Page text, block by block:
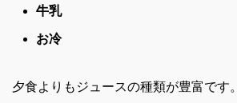
牛乳
お冷
夕食よりもジュースの種類が豊富です。